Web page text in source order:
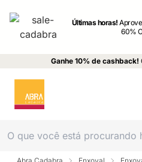
Últimas horas!
60%
Ganhe 10% de cashback!